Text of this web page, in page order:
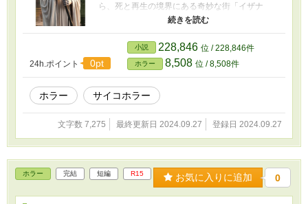
ら、死と再生の境界にある奇妙な街「イザナ
ミ」を訪れます。そこで彼は、同じく大切な人
を失った佐藤健太と中島瑞穂と出会います。 死
神の姿をした存在が彼らに「ゲーム」を提案。
それは、彼らの過去、現在、未来に関わる残酷
な選択を迫るものでした。血生臭い試練の数々
を経て、彼らは徐々に狂気へと落ちていきま
す。 物語は、以下のような要素で展開されま
す： 1. 極度に暴力的な状況での道徳的選択 2. 登
場人物たちの精神的崩壊過程 3. 現実と幻想の境
界の曖昧さ 4. 自己との対峙と自己破壊 5. 復讐と
心理的に不安定な状況や精神の崩壊 - 過激な言語
表現 - 道徳的に問題のある行為や選択
24h.ポイント 0pt
小説 228,846 位 / 228,846件
ホラー 8,508 位 / 8,508件
ホラー サイコホラー
文字数 7,275 最終更新日 2024.09.27 登録日 2024.09.27
ホラー 完結 短編 R15 お気に入りに追加 0